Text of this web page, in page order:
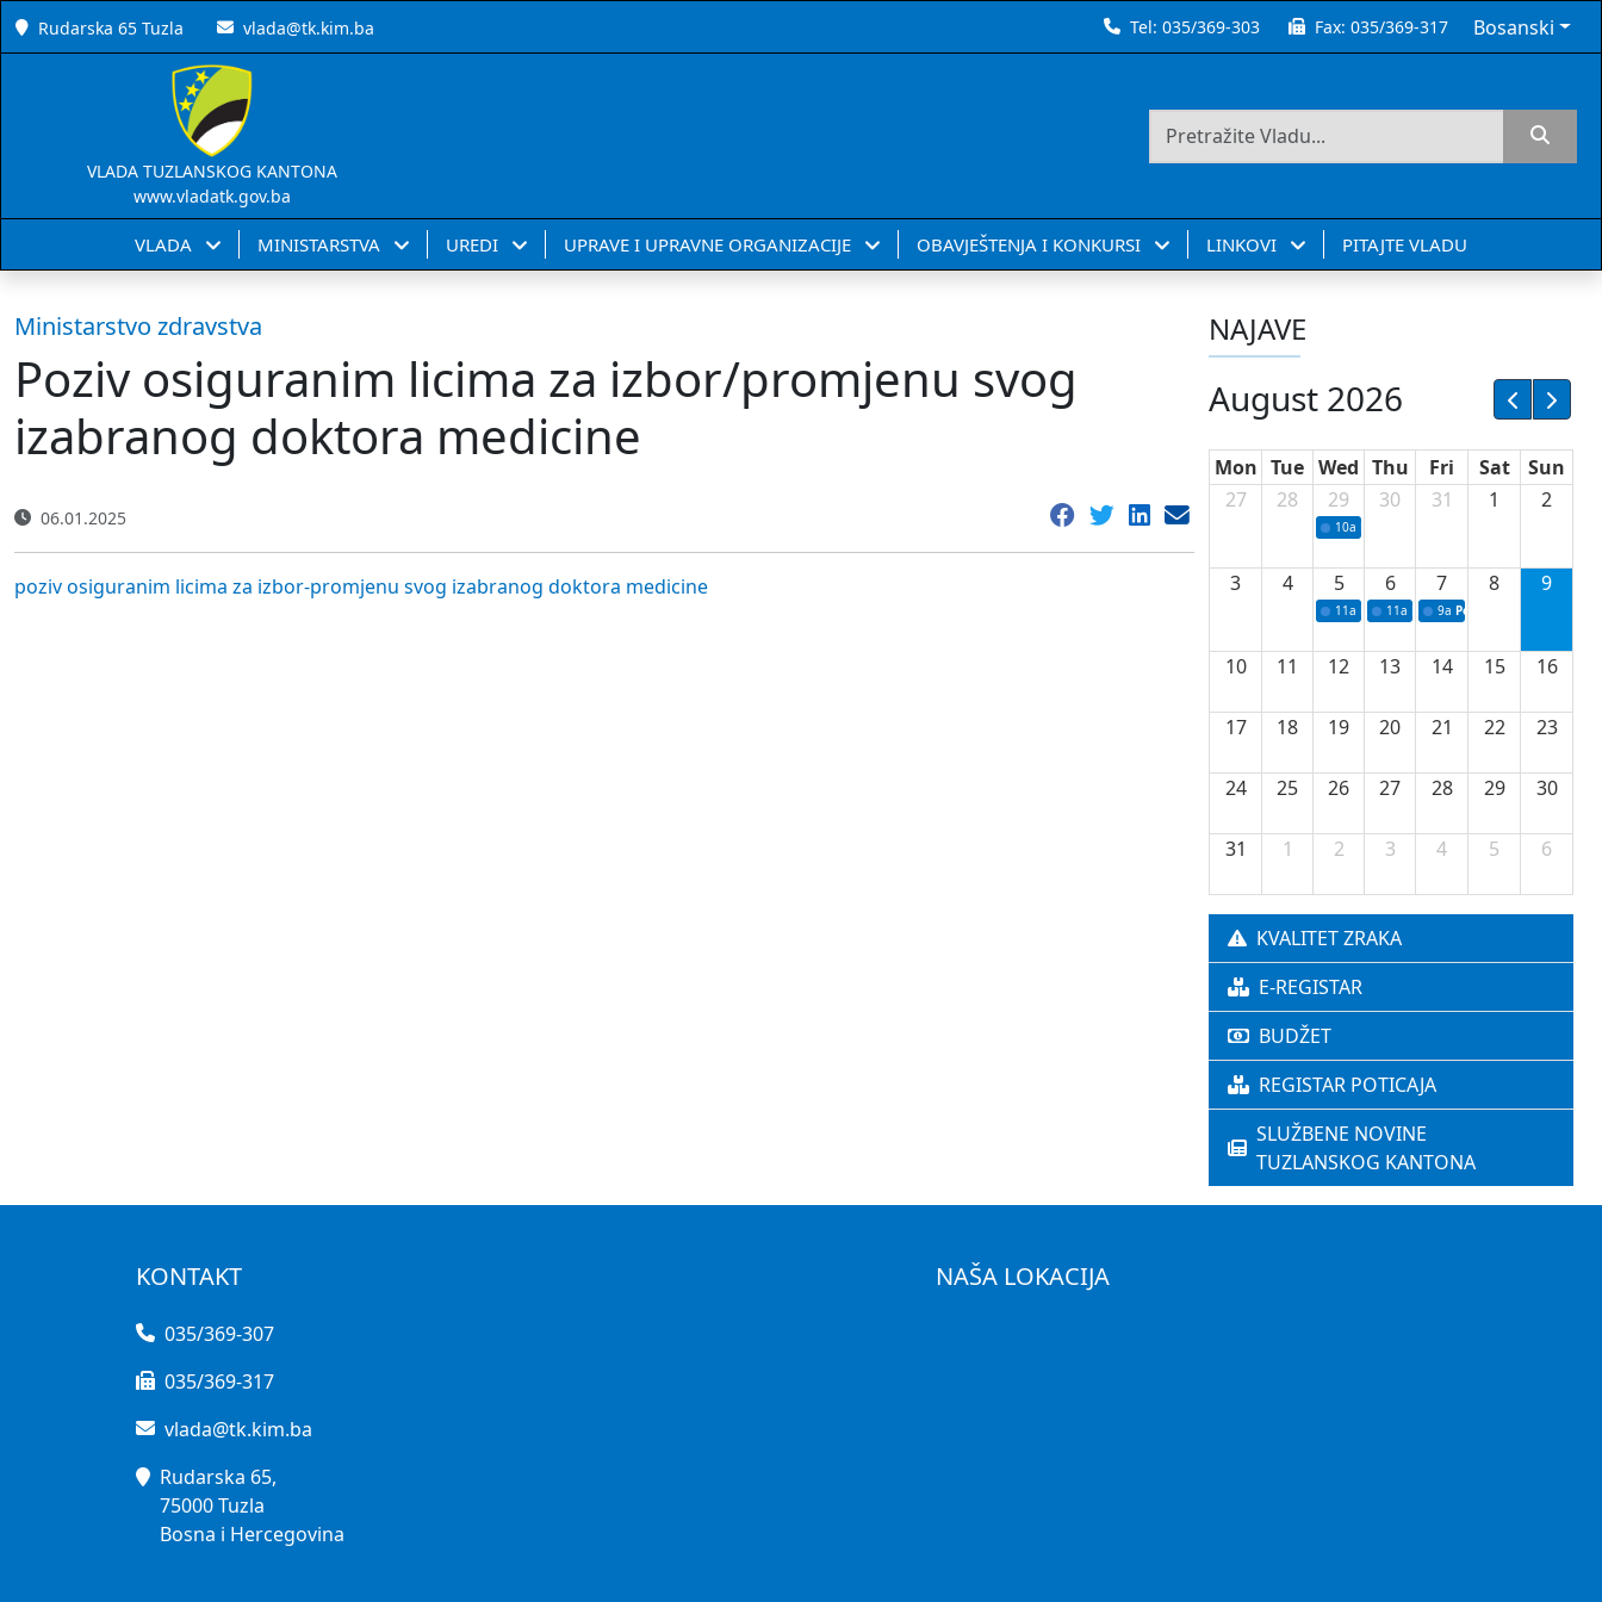
Rudarska 65 Tuzla vlada@tk.kim.ba Tel:035/369-303 Fax:035/369-317 Bosanski
VLADA TUZLANSKOG KANTONA
www.vladatk.gov.ba
VLADA MINISTARSTVA UREDI UPRAVE I UPRAVNE ORGANIZACIJE OBAVJEŠTENJA I KONKURSI LINKOVI PITAJTE VLADU
Ministarstvo zdravstva
Poziv osiguranim licima za izbor/promjenu svog
izabranog doktora medicine
06.01.2025
poziv osiguranim licima za izbor-promjenu svog izabranog doktora medicine
NAJAVE
August 2026
Mon Tue Wed Thu Fri Sat
Sun
27
28 29
10a Potpisivanje ugovora sa neprofitnim
30 31 1 2
3 4 5
11a Potpisivanje ugovora o stipendijama
6
11a Podrška razvoju vodne
7
9a Početak izgradnje nove
8 9
10 11 12 13 14 15 16
17 18 19 20 21 22 23
24 25 26 27 28 29 30
31 1 2 3 4 5 6
KVALITET ZRAKA
E-REGISTAR
BUDŽET
REGISTAR POTICAJA
SLUŽBENE NOVINE
TUZLANSKOG KANTONA
KONTAKT
035/369-307
035/369-317
vlada@tk.kim.ba
Rudarska 65,
75000 Tuzla
Bosna i Hercegovina
NAŠA LOKACIJA